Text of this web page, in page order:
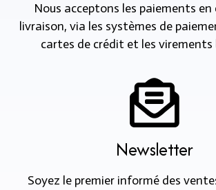
Nous acceptons les paiements en
livraison, via les systèmes de
cartes de crédit et les virements
Newsletter
Soyez le premier informé des